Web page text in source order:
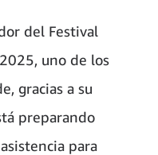
del Festival
uno de los
gracias a su
preparando
para